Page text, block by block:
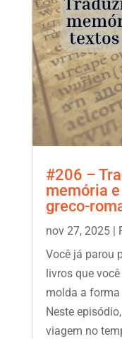
#206 –
memória
greco-
nov 27, 2025|
Você já parou
livros que
molda a forma
Neste
viagem no